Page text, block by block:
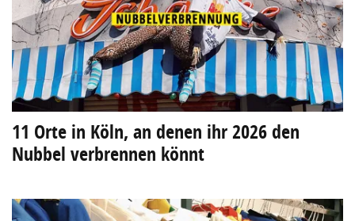
11 Orte in Köln, an denen ihr 2026 den
Nubbel verbrennen könnt